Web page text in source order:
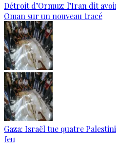
Détroit d’Ormuz: l’Iran dit
Oman sur un nouveau tracé
Gaza: Israël tue quatre
feu